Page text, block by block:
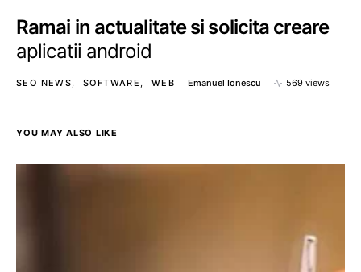
Ramai in actualitate si solicita creare
aplicatii android
SEO NEWS SOFTWARE WEB Emanuel Ionescu 569 views
YOU MAY ALSO LIKE